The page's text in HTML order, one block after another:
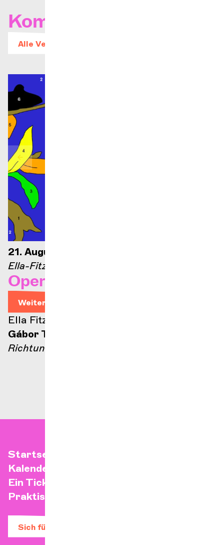
Kommende Konzerte
Alle Veranstaltungen
21. August 2026 – 21 Uhr
Ella-Fitzgerald-Bühne
Opernarien
Weitere Informationen
Ella Fitzgerald Bühne
Gábor Takács-Nagy
Richtung
Startseite
Kalender
Ein Ticket kaufen
Praktische Infos
Sich für den Newsletter anmelden